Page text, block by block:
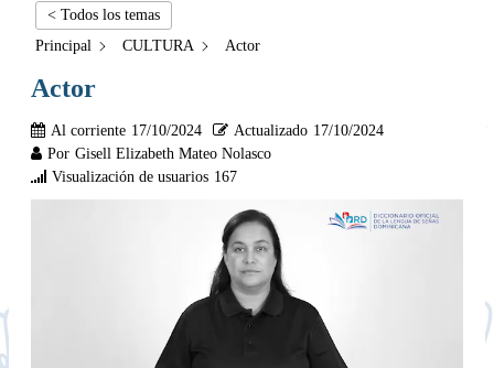
< Todos los temas
Principal
CULTURA Actor
Actor
Al corriente 17/10/2024 Actualizado 17/10/2024
Por Gisell Elizabeth Mateo Nolasco
Visualización de usuarios 167